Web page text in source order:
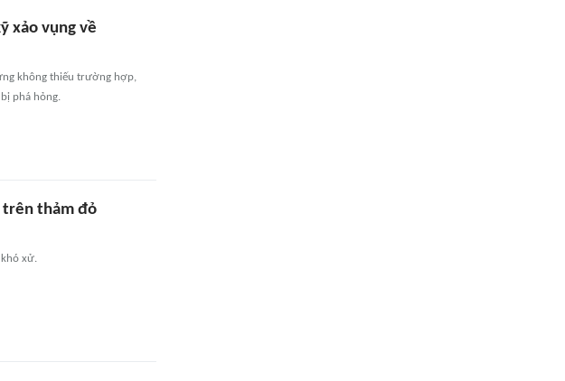
xảo vụng về
không thiếu trường hợp,
phá hỏng.
trên thảm đỏ
xử.